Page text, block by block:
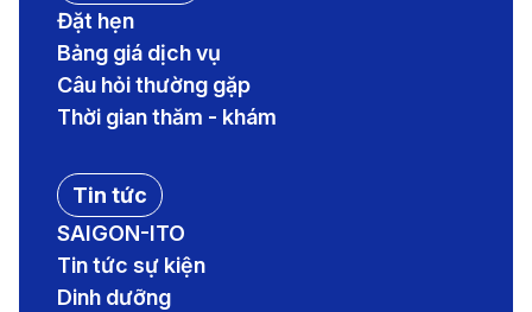
Đặt hẹn
Bảng giá dịch vụ
Câu hỏi thường gặp
Thời gian thăm - khám
Tin tức
SAIGON-ITO
Tin tức sự kiện
Dinh dưỡng